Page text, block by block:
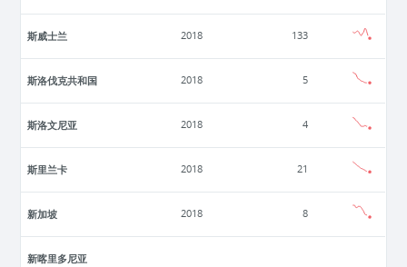
斯威士兰 2018 133
斯洛伐克共和国 2018 5
斯洛文尼亚 2018 4
斯里兰卡 2018 21
新加坡 2018 8
新喀里多尼亚